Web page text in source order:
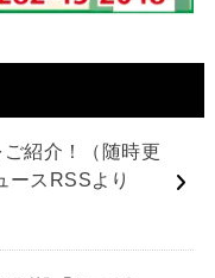
紹介！（随時更
スRSSより